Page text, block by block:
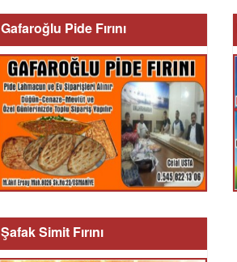
Gafaroğlu Pide Fırını
Şafak Simit Fırını